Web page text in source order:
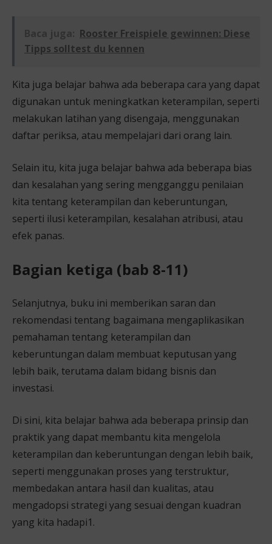
Baca juga: Rooster Freispiele gewinnen: Diese
Tipps solltest du kennen
Kita juga belajar bahwa ada beberapa cara yang dapat
digunakan untuk meningkatkan keterampilan, seperti
melakukan latihan yang disengaja, menggunakan
daftar periksa, atau mempelajari dari orang lain.
Selain itu, kita juga belajar bahwa ada beberapa bias
dan kesalahan yang sering mengganggu penilaian
kita tentang keterampilan dan keberuntungan,
seperti ilusi keterampilan, kesalahan atribusi, atau
efek panas.
Bagian ketiga (bab 8-11)
Selanjutnya, buku ini memberikan saran dan
rekomendasi tentang bagaimana mengaplikasikan
pemahaman tentang keterampilan dan
keberuntungan dalam membuat keputusan yang
lebih baik, terutama dalam bidang bisnis dan
investasi.
Di sini, kita belajar bahwa ada beberapa prinsip dan
praktik yang dapat membantu kita mengelola
keterampilan dan keberuntungan dengan lebih baik,
seperti menggunakan proses yang terstruktur,
membedakan antara hasil dan kualitas, atau
mengadopsi strategi yang sesuai dengan kuadran
yang kita hadapi1.